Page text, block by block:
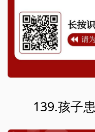
139.孩子